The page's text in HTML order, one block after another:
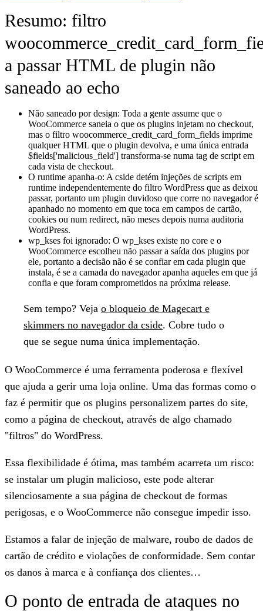
Resumo: filtro
a passar HTML de plugin não
saneado ao echo
Não saneado por design: Toda a gente assume que o
WooCommerce saneia o que os plugins injetam no checkout,
mas o filtro woocommerce_credit_card_form_fields imprime
qualquer HTML que o plugin devolva, e uma única entrada
$fields['malicious_field'] transforma-se numa tag de script em
cada vista de checkout.
O runtime apanha-o: A cside detém injeções de scripts em
runtime independentemente do filtro WordPress que as deixou
passar, portanto um plugin duvidoso que corre no navegador é
apanhado no momento em que toca em campos de cartão,
cookies ou num redirect, não meses depois numa auditoria
WordPress.
wp_kses foi ignorado: O wp_kses existe no core e o
WooCommerce escolheu não passar a saída dos plugins por
ele, portanto a decisão não é se confiar em cada plugin que
instala, é se a camada do navegador apanha aqueles em que já
confia e que foram comprometidos na próxima release.
Sem tempo? Veja o bloqueio de Magecart e
skimmers no navegador da cside. Cobre tudo o
que se segue numa única implementação.
O WooCommerce é uma ferramenta poderosa e flexível
que ajuda a gerir uma loja online. Uma das formas como o
faz é permitir que os plugins personalizem partes do site,
como a página de checkout, através de algo chamado
"filtros" do WordPress.
Essa flexibilidade é ótima, mas também acarreta um risco:
se instalar um plugin malicioso, este pode alterar
silenciosamente a sua página de checkout de formas
perigosas, e o WooCommerce não consegue impedir isso.
Estamos a falar de injeção de malware, roubo de dados de
cartão de crédito e violações de conformidade. Sem contar
os danos à marca e à confiança dos clientes…
O ponto de entrada de ataques no